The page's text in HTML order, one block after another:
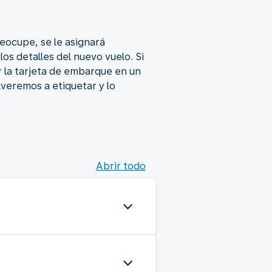
se le asignará
detalles del nuevo vuelo. Si
tarjeta de embarque en un
a etiquetar y lo
Abrir todo